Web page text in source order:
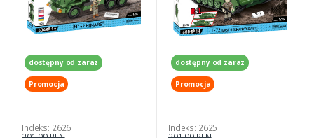
dostępny od zaraz
Promocja
Indeks: 2626
dostępny od zaraz
Promocja
Indeks: 2625